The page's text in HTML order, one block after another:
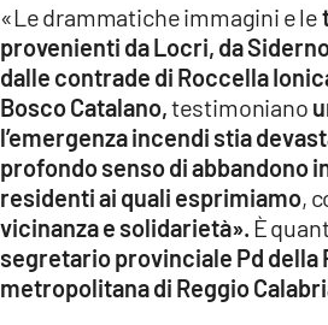
Network
LACPLAY.IT
LACTV.IT
LACONAIR.IT
LACITYMAG.IT
ILREGGINO.IT
«Le drammatiche immagini e le
provenienti da Locri, da
dalle contrade di Roccella
Bosco Catalano,testimoniano
l’emergenza incendi stia
profondo senso di abbandono
residenti ai quali esprimiamo,
vicinanza e solidarietà». È
segretario provinciale Pd della
metropolitana di Reggio